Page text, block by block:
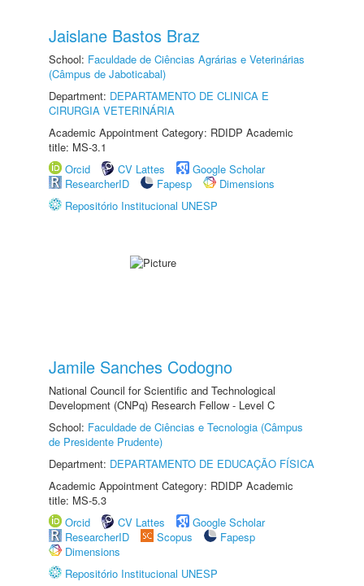
Jaislane Bastos Braz
School: Faculdade de Ciências Agrárias e Veterinárias
(Câmpus de Jaboticabal)
Department: DEPARTAMENTO DE CLINICA E
CIRURGIA VETERINÁRIA
Academic Appointment Category: RDIDP Academic
title: MS-3.1
Orcid
CV Lattes
Google Scholar
ResearcherID
Fapesp
Dimensions
Repositório Institucional UNESP
Jamile Sanches Codogno
National Council for Scientific and Technological
Development (CNPq) Research Fellow - Level C
School: Faculdade de Ciências e Tecnologia (Câmpus
de Presidente Prudente)
Department: DEPARTAMENTO DE EDUCAÇÃO FÍSICA
Academic Appointment Category: RDIDP Academic
title: MS-5.3
Orcid
CV Lattes
Google Scholar
ResearcherID
Scopus
Fapesp
Dimensions
Repositório Institucional UNESP